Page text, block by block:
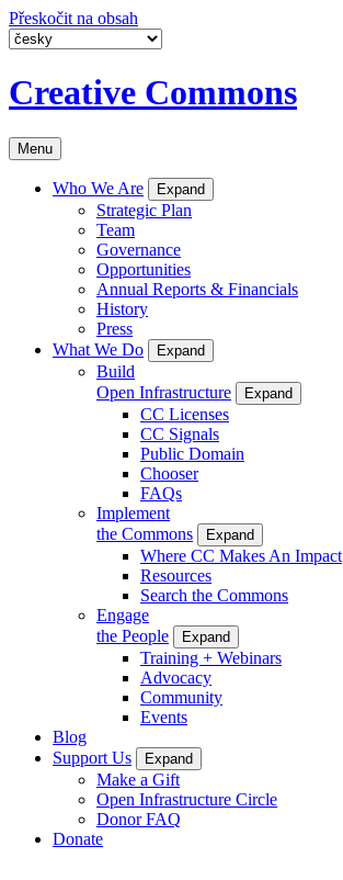
Přeskočit na obsah
Creative Commons
Menu
Who We Are Expand
Strategic Plan
Team
Governance
Opportunities
Annual Reports & Financials
History
Press
What We Do
Expand
Build
Open Infrastructure
Expand
CC Licenses
CC Signals
Public Domain
Chooser
FAQs
Implement
the Commons
Expand
Where CC Makes An Impact
Resources
Search the Commons
Engage
the People
Expand
Training + Webinars
Advocacy
Community
Events
Blog
Support Us
Expand
Make a Gift
Open Infrastructure Circle
Donor FAQ
Donate